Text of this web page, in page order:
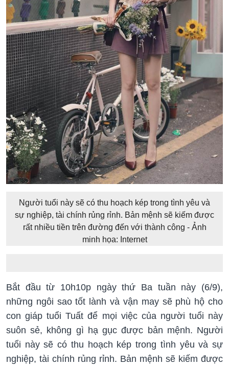
Người tuổi này sẽ có thu hoạch kép trong tình yêu và
sự nghiệp, tài chính rủng rỉnh. Bản mệnh sẽ kiếm được
rất nhiều tiền trên đường đến với thành công - Ảnh
minh họa: Internet
Bắt đầu từ 10h10p ngày thứ Ba tuần này (6/9),
những ngôi sao tốt lành và vận may sẽ phù hộ cho
con giáp tuổi Tuất để mọi việc của người tuổi này
suôn sẻ, không gì hạ gục được bản mệnh. Người
tuổi này sẽ có thu hoạch kép trong tình yêu và sự
nghiệp, tài chính rủng rỉnh. Bản mệnh sẽ kiếm được